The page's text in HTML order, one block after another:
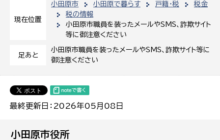
現在位置
小田原市 小田原で暮らす 戸籍・税
税金
税の情報
小田原市職員を装ったメールやSMS、詐欺サイト
等に御注意ください
足あと
小田原市職員を装ったメールやSMS、詐欺サイト等に
御注意ください
最終更新日：2026年05月08日
小田原市役所